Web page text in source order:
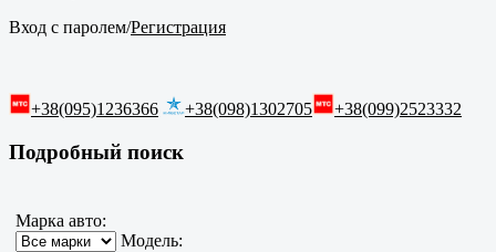
Вход с паролем/Регистрация
+38(095)1236366 +38(098)1302705 +38(099)2523332
Подробный поиск
Марка авто:
Модель: